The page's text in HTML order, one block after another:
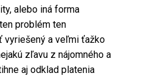
alebo iná forma
problém ten
vyriešený a veľmi ťažko
zľavu z nájomného a
aj odklad platenia